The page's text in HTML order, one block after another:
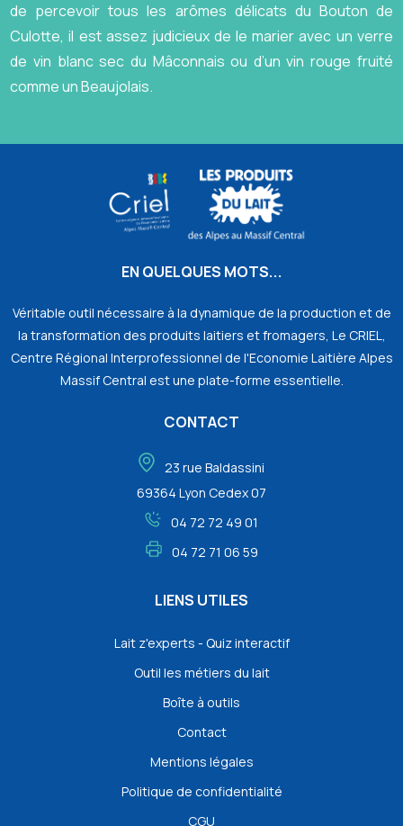
de percevoir tous les arômes délicats du Bouton de
Culotte, il est assez judicieux de le marier avec un verre
de vin blanc sec du Mâconnais ou d’un vin rouge fruité
comme un Beaujolais.
EN QUELQUES MOTS...
Véritable outil nécessaire à la dynamique de la production et de
la transformation des produits laitiers et fromagers, Le CRIEL,
Centre Régional Interprofessionnel de l'Economie Laitière Alpes
Massif Central est une plate-forme essentielle.
CONTACT
23 rue Baldassini
69364 Lyon Cedex 07
04 72 72 49 01
04 72 71 06 59
LIENS UTILES
Lait z'experts - Quiz interactif
Outil les métiers du lait
Boîte à outils
Contact
Mentions légales
Politique de confidentialité
CGU